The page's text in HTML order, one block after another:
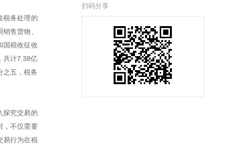
税务处理的
售货物、
国税收征收
共计7.38亿
之五，税务
探究交易的
，不仅需要
易行为在税
扫码分享